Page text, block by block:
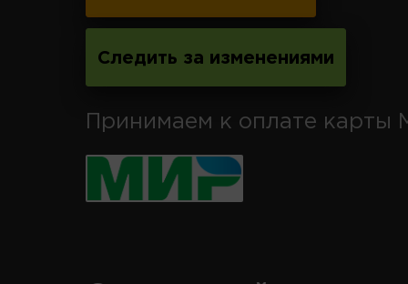
Следить за изменениями
Принимаем к оплате карты